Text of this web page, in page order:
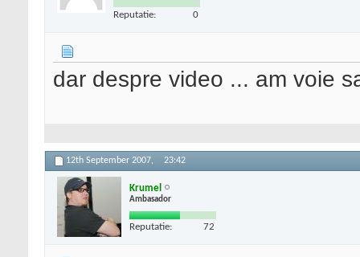
Reputatie: 0
dar despre video ... am voie
12th September 2007, 23:42
Krumel
Ambasador
Reputatie: 72